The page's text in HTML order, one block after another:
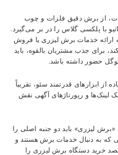
از برش دقیق فلزات و چوب
با پلکسی گلاس را در بر می‌گیرد.
ارائه خدمات برش لیزری یا فروش
برای جذب مشتریان بالقوه، باید
حضور داشته باشد.
از ابزارهای قدرتمند سئو، تقریباً
لینک‌ها و رپورتاژهای آگهی نقش
لیزری» باید دو جنبه اصلی را
به دنبال خدمات برش هستند و
خرید دستگاه برش لیزری را